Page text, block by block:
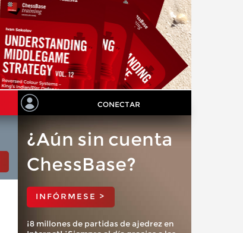
CONECTAR
¿Aún sin cuenta
ChessBase?
INFÓRMESE >
¡8 millones de partidas de ajedrez en